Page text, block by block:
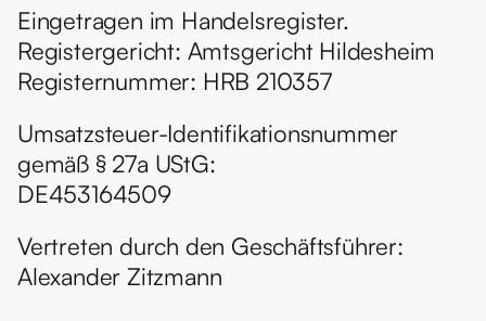
Eingetragen im Handelsregister.
Registergericht: Amtsgericht Hildesheim
Registernummer: HRB 210357
Umsatzsteuer-Identifikationsnummer
gemäß § 27a UStG:
DE453164509
Vertreten durch den Geschäftsführer:
Alexander Zitzmann